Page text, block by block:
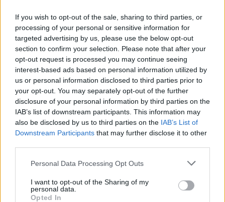
If you wish to opt-out of the sale, sharing to third parties, or
processing of your personal or sensitive information for
targeted advertising by us, please use the below opt-out
section to confirm your selection. Please note that after your
opt-out request is processed you may continue seeing
interest-based ads based on personal information utilized by
us or personal information disclosed to third parties prior to
your opt-out. You may separately opt-out of the further
disclosure of your personal information by third parties on the
IAB’s list of downstream participants. This information may
also be disclosed by us to third parties on the IAB’s List of
Downstream Participants that may further disclose it to other
Personal Data Processing Opt Outs
I want to opt-out of the Sharing of my
personal data.
Opted In
Workshop: Coimbra, Pátria das Arrufadas
21h00 | António Ataíde
Canção de Coimbra
domingo, 05 de março
10h00 | Abertura ao público
11h00 | Doces da Casa (ADOC)
Workshop Uma Rosa para a Rainha
14h00 | Os Doces Também se Bebem (EHTC)
Chefs: Eduardo Vicente e Luís Gomes